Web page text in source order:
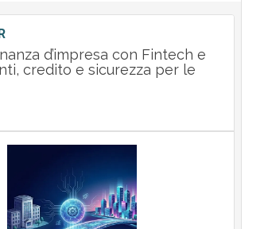
d’impresa con Fintech e
credito e sicurezza per le